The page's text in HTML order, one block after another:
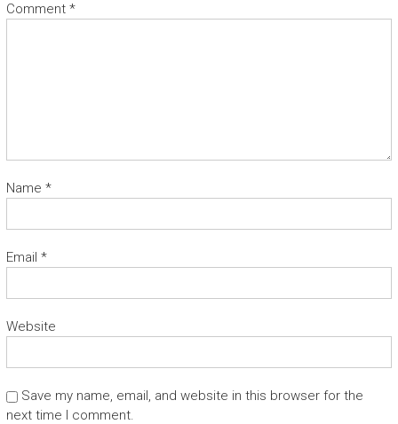
Comment *
Name *
Email *
Website
Save my name, email, and website in this browser for the
next time I comment.